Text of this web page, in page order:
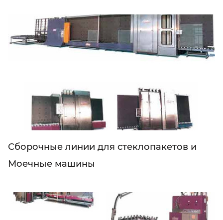
Сборочные линии для стеклопакетов и
Моечные машины